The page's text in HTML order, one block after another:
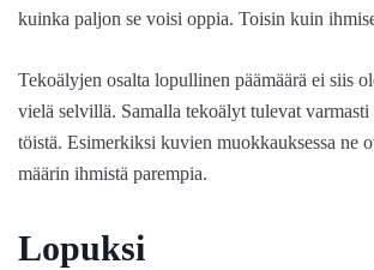
kuinka paljon se voisi oppia. Toisin kuin
Tekoälyjen osalta lopullinen päämäärä ei siis
vielä selvillä. Samalla tekoälyt tulevat varmasti
töistä. Esimerkiksi kuvien muokkauksessa ne
määrin ihmistä parempia.
Lopuksi